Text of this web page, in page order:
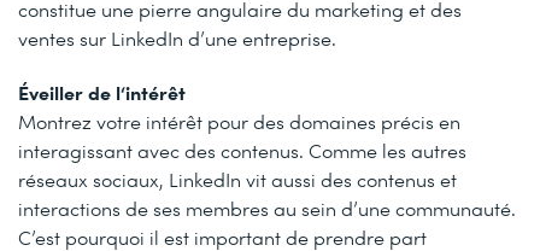
constitue une pierre angulaire du marketing et des
ventes sur LinkedIn d’une entreprise.
Éveiller de l‘intérêt
Montrez votre intérêt pour des domaines précis en
interagissant avec des contenus. Comme les autres
réseaux sociaux, LinkedIn vit aussi des contenus et
interactions de ses membres au sein d’une communauté.
C’est pourquoi il est important de prendre part